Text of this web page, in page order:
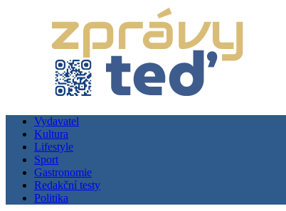
Vydavatel
Kultura
Lifestyle
Sport
Gastronomie
Redakční testy
Politika